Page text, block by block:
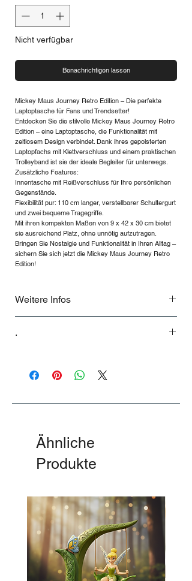
Nicht verfügbar
Benachrichtigen lassen
Mickey Maus Journey Retro Edition – Die perfekte
Laptoptasche für Fans und Trendsetter!
Entdecken Sie die stilvolle Mickey Maus Journey Retro
Edition – eine Laptoptasche, die Funktionalität mit
zeitlosem Design verbindet. Dank ihres gepolsterten
Laptopfachs mit Klettverschluss und einem praktischen
Trolleyband ist sie der ideale Begleiter für unterwegs.
Zusätzliche Features:
Innentasche mit Reißverschluss für Ihre persönlichen
Gegenstände.
Flexibilität pur: 110 cm langer, verstellbarer Schultergurt
und zwei bequeme Tragegriffe.
Mit ihren kompakten Maßen von 9 x 42 x 30 cm bietet
sie ausreichend Platz, ohne unnötig aufzutragen.
Bringen Sie Nostalgie und Funktionalität in Ihren Alltag –
sichern Sie sich jetzt die Mickey Maus Journey Retro
Edition!
Weitere Infos
persönlichen Gegenstände.
bequeme Tragegriffe.
.
Ähnliche
Produkte